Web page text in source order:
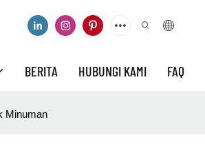
BERITA HUBUNGI KAMI FAQ
Minuman